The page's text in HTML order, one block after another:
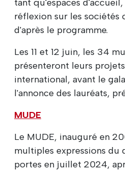
tant qu'espaces
réflexion sur les sociétés
d'après le programme.
Les 11 et 12 juin, les 34
présenteront leurs
international, avant le
l'annonce des lauréats,
MUDE
Le MUDE, inauguré en
multiples expressions du
portes en juillet 2024,